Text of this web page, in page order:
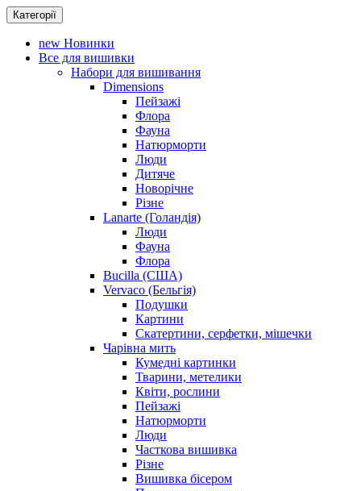
Категорії
new Новинки
Все для вишивки
Набори для вишивання
Dimensions
Пейзажі
Флора
Фауна
Натюрморти
Люди
Дитяче
Новорічне
Різне
Lanarte (Голандія)
Люди
Фауна
Флора
Bucilla (США)
Vervaco (Бельгія)
Подушки
Картини
Скатертини, серфетки, мішечки
Чарiвна мить
Кумедні картинки
Тварини, метелики
Квіти, рослини
Пейзажі
Натюрморти
Люди
Часткова вишивка
Різне
Вишивка бісером